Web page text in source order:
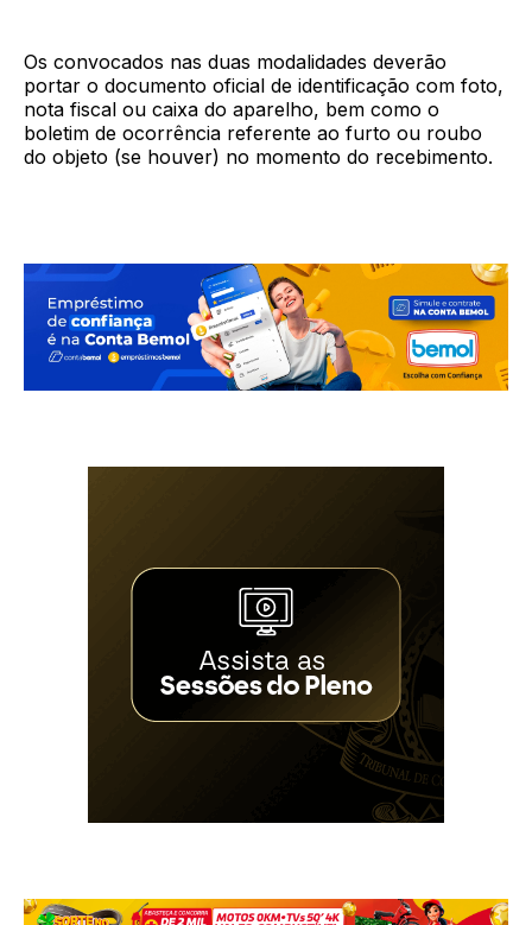
Os convocados nas duas modalidades deverão
portar o documento oficial de identificação com foto,
nota fiscal ou caixa do aparelho, bem como o
boletim de ocorrência referente ao furto ou roubo
do objeto (se houver) no momento do recebimento.